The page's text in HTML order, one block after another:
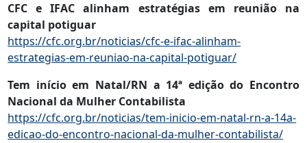
CFC e IFAC alinham estratégias em reunião na
capital potiguar
https://cfc.org.br/noticias/cfc-e-ifac-alinham-
estrategias-em-reuniao-na-capital-potiguar/
Tem início em Natal/RN a 14ª edição do Encontro
Nacional da Mulher Contabilista
https://cfc.org.br/noticias/tem-inicio-em-natal-rn-a-14a-
edicao-do-encontro-nacional-da-mulher-contabilista/